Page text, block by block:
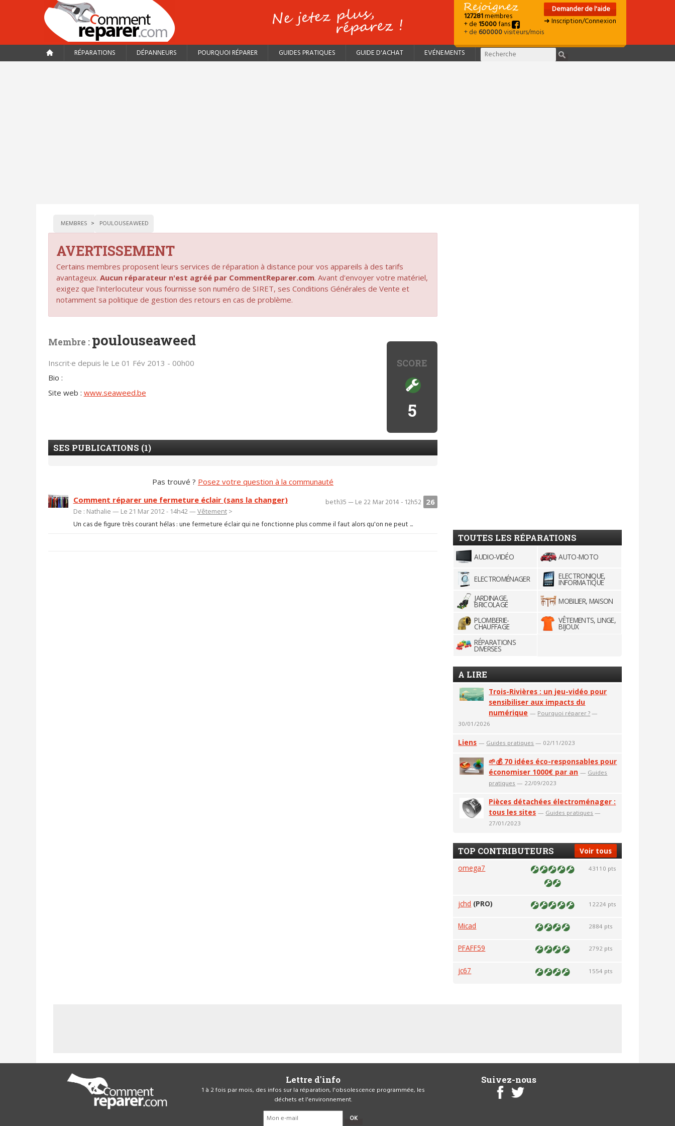
127281membres
+ de15000fans
+ de600000visiteurs/mois
Demander de l'aide
➜ Inscription/Connexion
RÉPARATIONS DÉPANNEURS POURQUOI RÉPARER GUIDES PRATIQUES GUIDE D'ACHAT EVÉNEMENTS
MEMBRES POULOUSEAWEED
AVERTISSEMENT
Certains membres proposent leurs services de réparation à distance pour vos appareils à des tarifs
avantageux. Aucun réparateur n'est agréé par CommentReparer.com. Avant d'envoyer votre matériel,
exigez que l'interlocuteur vous fournisse son numéro de SIRET, ses Conditions Générales de Vente et
notamment sa politique de gestion des retours en cas de problème.
SCORE
5
Membre : poulouseaweed
Inscrit·e depuis le Le 01 Fév 2013 - 00h00
Bio :
Site web : www.seaweed.be
SES PUBLICATIONS (1)
Pas trouvé ? Posez votre question à la communauté
26
beth35 — Le 22 Mar 2014 - 12h52
Comment réparer une fermeture éclair (sans la changer)
De : Nathalie — Le 21 Mar 2012 - 14h42 —Vêtement>
Un cas de figure très courant hélas : une fermeture éclair qui ne fonctionne plus comme il faut alors qu'on ne peut ...
TOUTES LES RÉPARATIONS
AUDIO-VIDÉO AUTO-MOTO
ELECTROMÉNAGER ELECTRONIQUE,
INFORMATIQUE
JARDINAGE,
BRICOLAGE
MOBILIER, MAISON
PLOMBERIE-
CHAUFFAGE
VÊTEMENTS, LINGE,
BIJOUX
RÉPARATIONS
DIVERSES
A LIRE
Trois-Rivières : un jeu-vidéo pour
sensibiliser aux impacts du
numérique — Pourquoi réparer ? —
30/01/2026
Liens — Guides pratiques — 02/11/2023
🌱💰 70 idées éco-responsables pour
économiser 1000€ par an — Guides
pratiques — 22/09/2023
Pièces détachées électroménager :
tous les sites — Guides pratiques —
27/01/2023
Voir tous
TOP CONTRIBUTEURS
omega7 43110 pts
jchd (PRO) 12224 pts
Micad 2884 pts
PFAFF59 2792 pts
jc67 1554 pts
Lettre d'info
1 à 2 fois par mois, des infos sur la réparation, l'obsolescence programmée, les
déchets et l'environnement.
OK
Suivez-nous